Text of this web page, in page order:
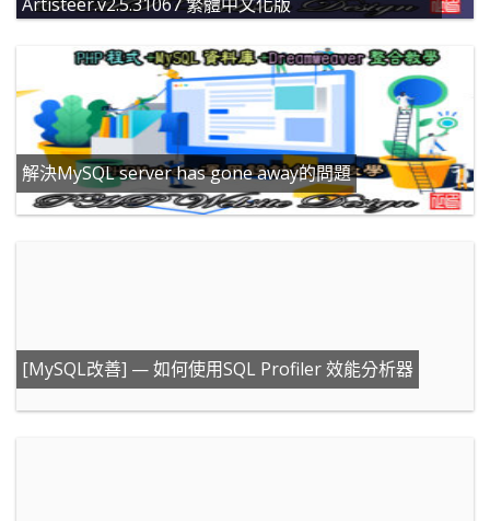
解決MySQL server has gone away的問題
[MySQL改善] — 如何使用SQL Profiler 效能分析器